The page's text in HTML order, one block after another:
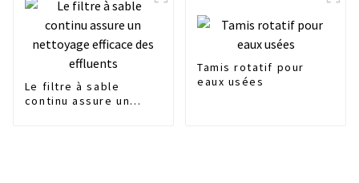
Le filtre à sable
continu assure un
Tamis rotatif pour
eaux usées